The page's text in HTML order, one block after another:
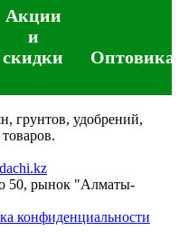
Акции
и
скидки
грунтов, удобрений,
50, рынок "Алматы-
конфиденциальности